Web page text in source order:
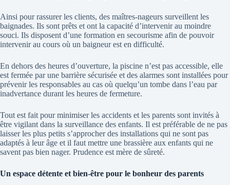
Ainsi pour rassurer les clients, des maîtres-nageurs surveillent les
baignades. Ils sont prêts et ont la capacité d’intervenir au moindre
souci. Ils disposent d’une formation en secourisme afin de pouvoir
intervenir au cours où un baigneur est en difficulté.
En dehors des heures d’ouverture, la piscine n’est pas accessible, elle
est fermée par une barrière sécurisée et des alarmes sont installées pour
prévenir les responsables au cas où quelqu’un tombe dans l’eau par
inadvertance durant les heures de fermeture.
Tout est fait pour minimiser les accidents et les parents sont invités à
être vigilant dans la surveillance des enfants. Il est préférable de ne pas
laisser les plus petits s’approcher des installations qui ne sont pas
adaptés à leur âge et il faut mettre une brassière aux enfants qui ne
savent pas bien nager. Prudence est mère de sûreté.
Un espace détente et bien-être pour le bonheur des parents